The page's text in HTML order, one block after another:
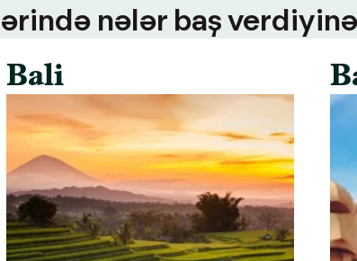
nələr baş
Bali